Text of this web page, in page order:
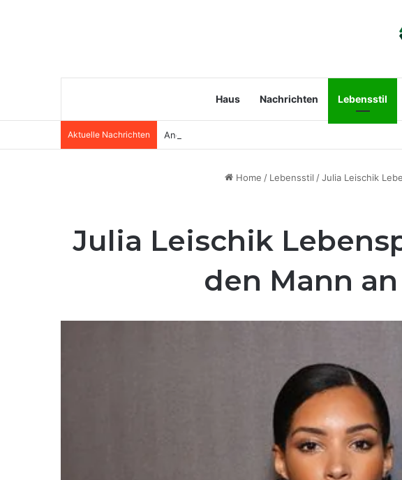
Haus Nachrichten Lebensstil
Aktuelle Nachrichten Angela van Brakel Ehemann: Wer ist der Mann an ihrer
Home / Lebensstil / Julia Leischik
Julia Leischik
den Mann